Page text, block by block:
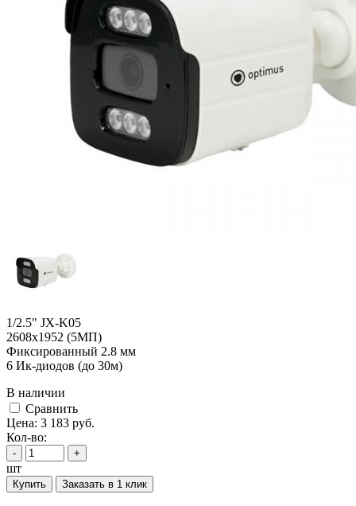
1/2.5" JX-K05
2608х1952 (5МП)
Фиксированный 2.8 мм
6 Ик-диодов (до 30м)
В наличии
Cравнить
Цена: 3 183 руб.
Кол-во:
- +
шт
Купить Заказать в 1 клик